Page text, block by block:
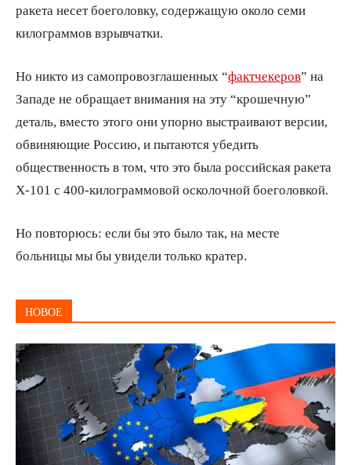
ракета несет боеголовку, содержащую около семи
килограммов взрывчатки.
Но никто из самопровозглашенных “фактчекеров” на
Западе не обращает внимания на эту “крошечную”
деталь, вместо этого они упорно выстраивают версии,
обвиняющие Россию, и пытаются убедить
общественность в том, что это была российская ракета
Х-101 с 400-килограммовой осколочной боеголовкой.
Но повторюсь: если бы это было так, на месте
больницы мы бы увидели только кратер.
НОВОЕ